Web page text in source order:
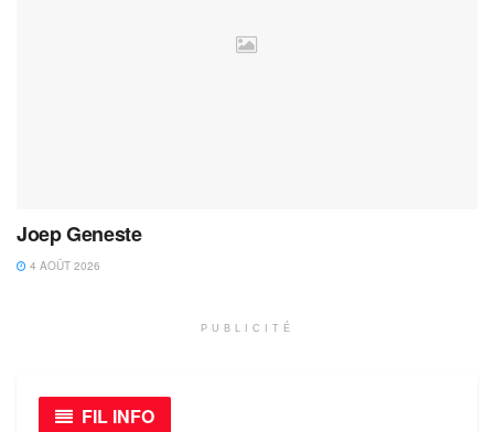
Joep Geneste
4 AOÛT 2026
PUBLICITÉ
FIL INFO